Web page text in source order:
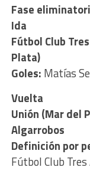
Fase
Ida
Fútbol Club
Plata)
Goles: Matías
Vuelta
Unión (Mar del
Algarrobos
Definición por
Fútbol Club